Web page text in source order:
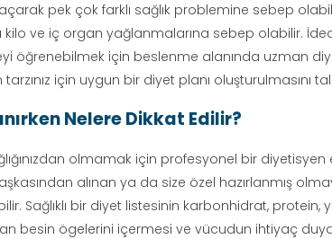
pek çok farklı sağlık problemine sebep
kilo ve iç organ yağlanmalarına sebep olabilir.
öğrenebilmek için beslenme alanında uzman
için uygun bir diyet planı oluşturulmasını
Nelere Dikkat Edilir?
olmamak için profesyonel bir diyetisyen
alınan ya da size özel hazırlanmış
Sağlıklı bir diyet listesinin karbonhidrat,
besin ögelerini içermesi ve vücudun ihtiyaç